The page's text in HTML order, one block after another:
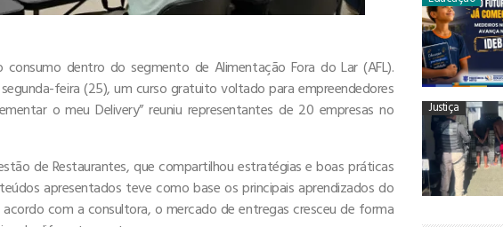
dentro do segmento de Alimentação Fora do Lar (AFL).
feira (25), um curso gratuito voltado para empreendedores
o meu Delivery” reuniu representantes de 20 empresas no
de Restaurantes, que compartilhou estratégias e boas práticas
apresentados teve como base os principais aprendizados do
com a consultora, o mercado de entregas cresceu de forma
Justiça